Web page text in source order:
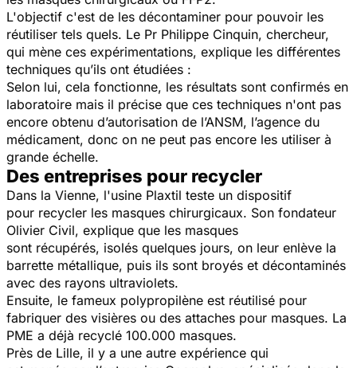
L'objectif c'est de les décontaminer pour pouvoir les
réutiliser tels quels. Le Pr Philippe Cinquin, chercheur,
qui mène ces expérimentations, explique les différentes
techniques qu’ils ont étudiées :
Selon lui, cela fonctionne, les résultats sont confirmés en
laboratoire mais il précise que ces techniques n'ont pas
encore obtenu d’autorisation de l’ANSM, l’agence du
médicament, donc on ne peut pas encore les utiliser à
grande échelle.
Des entreprises pour recycler
Dans la Vienne, l'usine Plaxtil teste un dispositif
pour recycler les masques chirurgicaux. Son fondateur
Olivier Civil, explique que les masques
sont récupérés, isolés quelques jours, on leur enlève la
barrette métallique, puis ils sont broyés et décontaminés
avec des rayons ultraviolets.
Ensuite, le fameux polypropilène est réutilisé pour
fabriquer des visières ou des attaches pour masques. La
PME a déjà recyclé 100.000 masques.
Près de Lille, il y a une autre expérience qui